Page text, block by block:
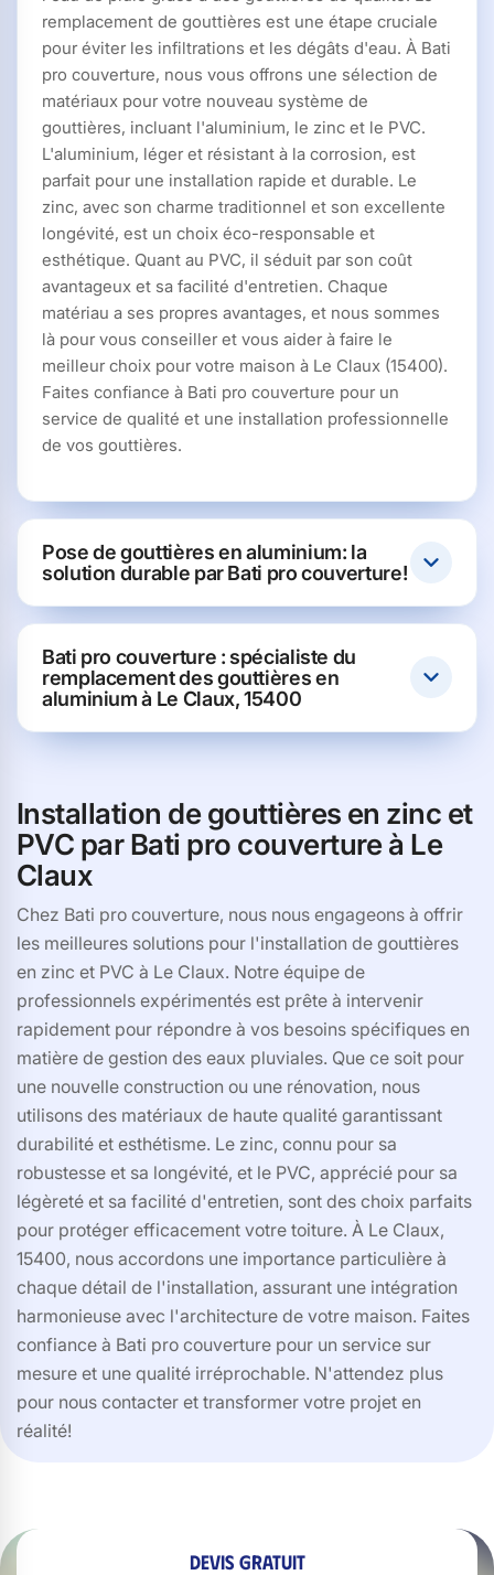
remplacement de gouttières est une étape cruciale
pour éviter les infiltrations et les dégâts d'eau. À Bati
pro couverture, nous vous offrons une sélection de
matériaux pour votre nouveau système de
gouttières, incluant l'aluminium, le zinc et le PVC.
L'aluminium, léger et résistant à la corrosion, est
parfait pour une installation rapide et durable. Le
zinc, avec son charme traditionnel et son excellente
longévité, est un choix éco-responsable et
esthétique. Quant au PVC, il séduit par son coût
avantageux et sa facilité d'entretien. Chaque
matériau a ses propres avantages, et nous sommes
là pour vous conseiller et vous aider à faire le
meilleur choix pour votre maison à Le Claux (15400).
Faites confiance à Bati pro couverture pour un
service de qualité et une installation professionnelle
de vos gouttières.
Pose de gouttières en aluminium: la
solution durable par Bati pro couverture!
Bati pro couverture : spécialiste du
remplacement des gouttières en
aluminium à Le Claux, 15400
Installation de gouttières en zinc et
PVC par Bati pro couverture à Le
Claux
Chez Bati pro couverture, nous nous engageons à offrir
les meilleures solutions pour l'installation de gouttières
en zinc et PVC à Le Claux. Notre équipe de
professionnels expérimentés est prête à intervenir
rapidement pour répondre à vos besoins spécifiques en
matière de gestion des eaux pluviales. Que ce soit pour
une nouvelle construction ou une rénovation, nous
utilisons des matériaux de haute qualité garantissant
durabilité et esthétisme. Le zinc, connu pour sa
robustesse et sa longévité, et le PVC, apprécié pour sa
légèreté et sa facilité d'entretien, sont des choix parfaits
pour protéger efficacement votre toiture. À Le Claux,
15400, nous accordons une importance particulière à
chaque détail de l'installation, assurant une intégration
harmonieuse avec l'architecture de votre maison. Faites
confiance à Bati pro couverture pour un service sur
mesure et une qualité irréprochable. N'attendez plus
pour nous contacter et transformer votre projet en
réalité!
Devis gratuit